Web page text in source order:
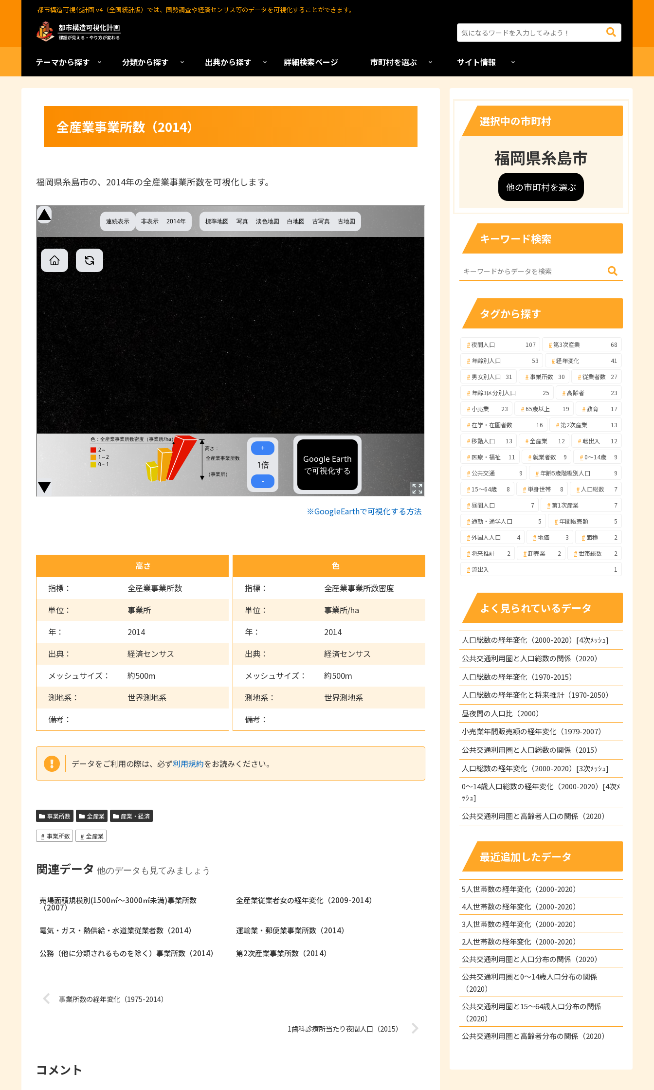
都市構造可視化計画 v4（全国統計版）では、国勢調査や経済センサス等のデータを可視化することができます。
テーマから探す 分類から探す 出典から探す 詳細検索ページ 市町村を選ぶ サイト情報
全産業事業所数（2014）
福岡県糸島市の、2014年の全産業事業所数を可視化します。
※GoogleEarthで可視化する方法
高さ
指標：
全産業事業所数
単位：
事業所
年：
2014
出典：
経済センサス
メッシュサイズ：
約500m
測地系：
世界測地系
備考：
色
指標：
全産業事業所数密度
単位：
事業所/ha
年：
2014
出典：
経済センサス
メッシュサイズ：
約500m
測地系：
世界測地系
備考：
データをご利用の際は、必ず利用規約をお読みください。
事業所数 全産業 産業・経済
事業所数 全産業
関連データ 他のデータも見てみましょう
売場面積規模別(1500㎡～3000㎡未満)事業所数
（2007）
全産業従業者女の経年変化（2009-2014）
電気・ガス・熱供給・水道業従業者数（2014） 運輸業・郵便業事業所数（2014）
公務（他に分類されるものを除く）事業所数（2014） 第2次産業事業所数（2014）
事業所数の経年変化（1975-2014）
1歯科診療所当たり夜間人口（2015）
コメント
選択中の市町村
福岡県糸島市
他の市町村を選ぶ
キーワード検索
タグから探す
夜間人口 107 第3次産業
68
年齢別人口
53 経年変化
41
男女別人口
31 事業所数 30 従業者数
27
年齢3区分別人口
25 高齢者
23
小売業
23 65歳以上 19 教育
17
在学・在園者数
16 第2次産業
13
移動人口
13 全産業 12 転出入
12
医療・福祉
11 就業者数 9 0～14歳
9
公共交通
9 年齢5歳階級別人口
9
15～64歳
8 単身世帯 8 人口総数
7
昼間人口
7 第1次産業
7
通勤・通学人口
5 年間販売額
5
外国人人口
4 地価 3 面積
2
将来推計
2 卸売業 2 世帯総数
2
流出入
1
よく見られているデータ
人口総数の経年変化（2000-2020）[4次ﾒｯｼｭ]
公共交通利用圏と人口総数の関係（2020）
人口総数の経年変化（1970-2015）
人口総数の経年変化と将来推計（1970-2050）
昼夜間の人口比（2000）
小売業年間販売額の経年変化（1979-2007）
公共交通利用圏と人口総数の関係（2015）
人口総数の経年変化（2000-2020）[3次ﾒｯｼｭ]
0～14歳人口総数の経年変化（2000-2020）[4次ﾒ
ｯｼｭ]
公共交通利用圏と高齢者人口の関係（2020）
最近追加したデータ
5人世帯数の経年変化（2000-2020）
4人世帯数の経年変化（2000-2020）
3人世帯数の経年変化（2000-2020）
2人世帯数の経年変化（2000-2020）
公共交通利用圏と人口分布の関係（2020）
公共交通利用圏と0～14歳人口分布の関係
（2020）
公共交通利用圏と15～64歳人口分布の関係
（2020）
公共交通利用圏と高齢者分布の関係（2020）